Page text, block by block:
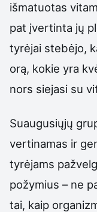
išmatuotas
pat įvertinta jų
tyrėjai stebėjo,
orą, kokie yra
nors siejasi su
Suaugusiųjų
vertinamas ir
tyrėjams
požymius – ne
tai, kaip